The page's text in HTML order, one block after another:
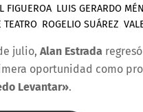
FIGUEROA LUIS GERARDO
TEATRO ROGELIO SUÁREZ ,
julio, Alan Estrada
oportunidad como
Levantar».